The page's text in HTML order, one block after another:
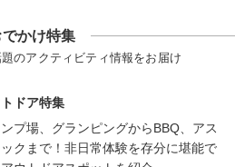
でかけ特集
のアクティビティ情報をお届け
ドア特集
プ場、グランピングからBBQ、アス
クまで！非日常体験を存分に堪能で